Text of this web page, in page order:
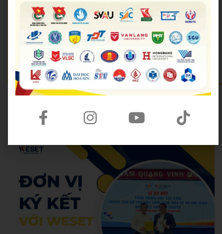
🟡 Email:
support@weset.edu.vn
🟡 Website:https://weset.edu.vn/
🟡 Lịch khai giảng mới nhất:Lịch khai giảng
🟡 Đặt lịch tư vấn miễn phí:
Đăng ký kiểm tra năng lực miễn phí
🟡 WESET có 12+ cơ sở tại TP.HCM và cả nước.
Hoang Anh